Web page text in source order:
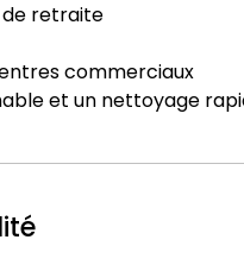
de retraite
commerciaux
et un nettoyage